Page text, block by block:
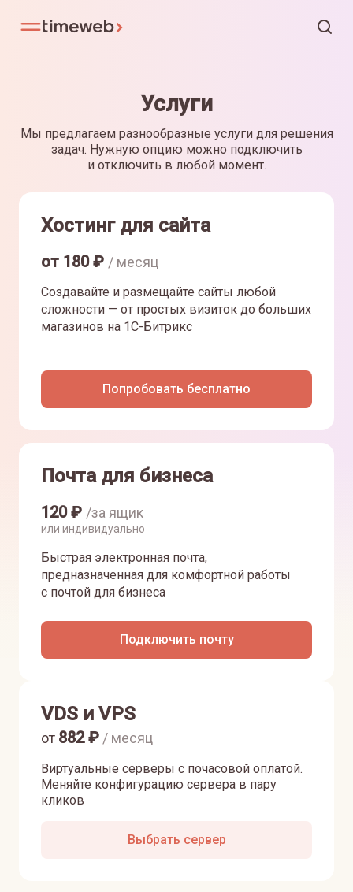
Услуги
Мы предлагаем разнообразные услуги для решения
задач. Нужную опцию можно подключить
и отключить в любой момент.
Хостинг для сайта
от 180₽ / месяц
Создавайте и размещайте сайты любой
сложности — от простых визиток до больших
магазинов на 1С-Битрикс
Попробовать бесплатно
Почта для бизнеса
120₽ /за ящик
или индивидуально
Быстрая электронная почта,
предназначенная для комфортной работы
с почтой для бизнеса
Подключить почту
VDS и VPS
Виртуальные серверы с почасовой оплатой.
Меняйте конфигурацию сервера в пару
кликов
от 882₽ / месяц
Выбрать сервер